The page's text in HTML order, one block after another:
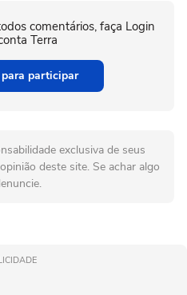
comentários, faça Login
Terra
participar
exclusiva de seus
deste site. Se achar algo